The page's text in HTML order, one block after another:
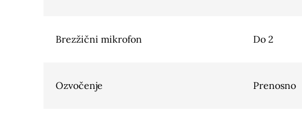
Brezžični mikrofon Do 2
Ozvočenje Prenosno